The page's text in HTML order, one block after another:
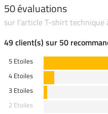
50 évaluations
sur l'article T-shirt technique
49 client(s) sur 50
5 Etoiles
4 Etoiles
3 Etoiles
2 Etoiles